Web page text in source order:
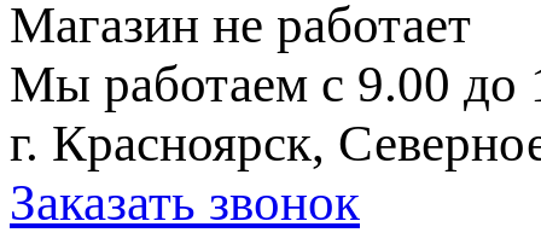
Магазин не работает
Мы работаем с 9.00 до
г. Красноярск,
Заказать звонок